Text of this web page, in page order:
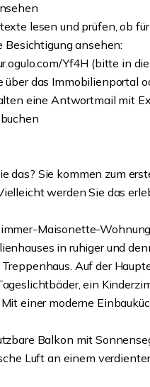
lesen und prüfen, ob
Besichtigung ansehen:
Yf4H (bitte in
über das Immobilienportal
eine Antwortmail mit
das? Sie kommen zum
werden Sie das
Maisonette-
in ruhiger und
Auf der
ein
einer moderne
Balkon mit
Luft an einem